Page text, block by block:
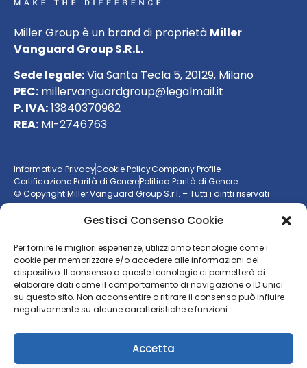
Gestisci Consenso Cookie
Per fornire le migliori esperienze, utilizziamo tecnologie come i
cookie per memorizzare e/o accedere alle informazioni del
dispositivo. Il consenso a queste tecnologie ci permetterà di
elaborare dati come il comportamento di navigazione o ID unici
su questo sito. Non acconsentire o ritirare il consenso può influire
negativamente su alcune caratteristiche e funzioni.
Accetta
Miller Group è un brand di proprietà Miller
Vanguard Group S.R.L.
Sede legale:Via Santa Tecla 5, 20129, Milano
PEC: millervanguardgroup@legalmail.it
P. IVA:13840370962
REA: MI-2746763
Informativa PrivacyCookie PolicyCompany Profile
Certificazione Parità di GenerePolitica Parità di Genere
© Copyright Miller Vanguard Group S.r.l. – Tutti i diritti riservati
Vuoi essere aggiornato sul mondo delle imprese?
Resta sempre un passo avanti con la nostranewsletter
ISCRIVITI ALLA NEWSLETTER